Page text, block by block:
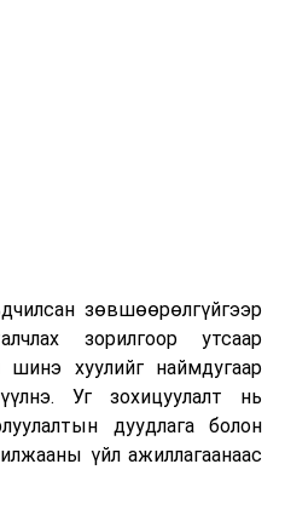
сарын 13-наас оюутнуудыг
эхэлнэ.
үйл ажиллагааны
17–28-ны өдрүүдэд
зөвшөөрөлгүйгээр
зорилгоор утсаар
шинэ хуулийг наймдугаар
Уг зохицуулалт нь
дуудлага болон
үйл ажиллагаанаас